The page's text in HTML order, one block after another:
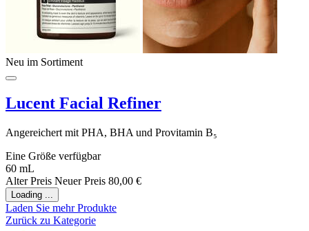
Neu im Sortiment
Lucent Facial Refiner
Angereichert mit PHA, BHA und Provitamin B₅
Eine Größe verfügbar
60 mL
Alter Preis Neuer Preis 80,00 €
Loading ...
Laden Sie mehr Produkte
Zurück zu Kategorie